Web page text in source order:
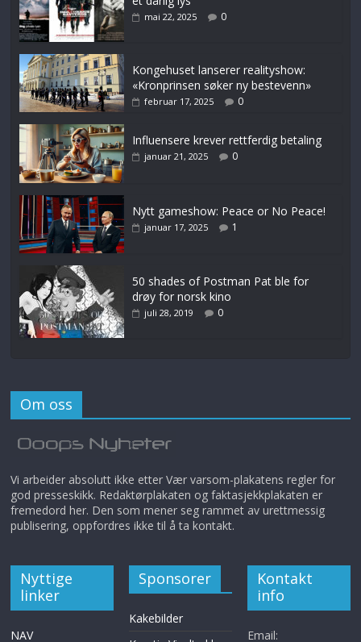
mai 22, 2025 0
Kongehuset lanserer realityshow:
«Kronprinsen søker ny bestevenn»
februar 17, 2025 0
Influensere krever rettferdig betaling
januar 21, 2025 0
Nytt gameshow: Peace or No Peace!
januar 17, 2025 1
50 shades of Postman Pat ble for
drøy for norsk kino
juli 28, 2019 0
Om oss
Vi arbeider absolutt ikke etter Vær varsom-plakatens regler for
god presseskikk. Redaktørplakaten og faktasjekkplakaten er
fremedord her. Den som mener seg rammet av urettmessig
publisering, oppfordres ikke til å ta kontakt.
Nyttige
linker
NAV
Sponsorer
Kakebilder
Kontakt
info
Email: